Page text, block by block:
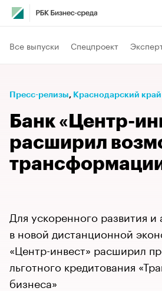
Все выпуски Спецпроект
Пресс-релизы⁠, Краснодарский край
Банк «Центр-
расширил
Для ускоренного развития и
в новой дистанционной
«Центр-инвест» расширил
льготного кредитования
бизнеса»